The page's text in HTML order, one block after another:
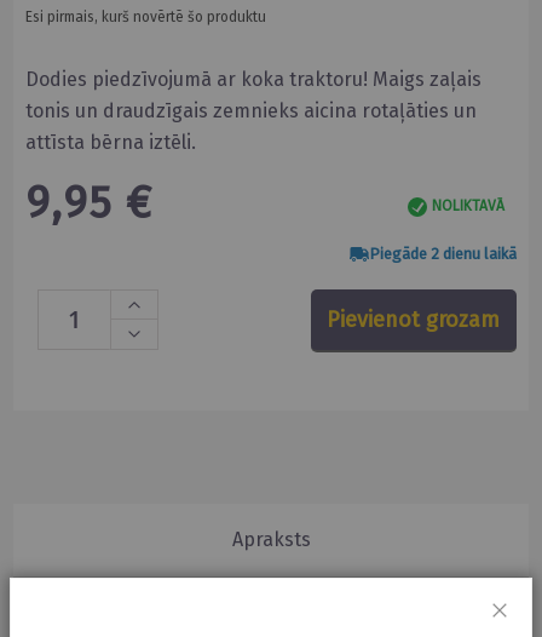
Dodies piedzīvojumā ar koka traktoru! Maigs zaļais
tonis un draudzīgais zemnieks aicina rotaļāties un
attīsta bērna iztēli.
9,95 € NOLIKTAVĀ
Piegāde 2 dienu laikā
Pievienot grozam
Esi pirmais, kurš novērtē šo produktu
Apraksts